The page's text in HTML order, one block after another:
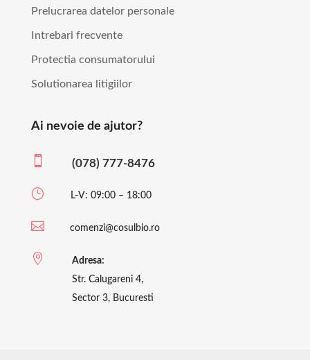
Prelucrarea datelor personale
Intrebari frecvente
Protectia consumatorului
Solutionarea litigiilor
Ai nevoie de ajutor?
 (078) 777-8476
} L-V: 09:00 – 18:00
 comenzi@cosulbio.ro

Adresa:
Str. Calugareni 4,
Sector 3, Bucuresti